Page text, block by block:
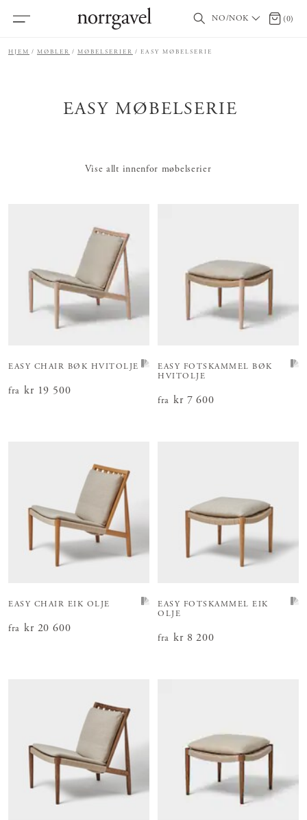
NO/NOK 0 (0)
HJEM MØBLER MØBELSERIER EASY MØBELSERIE
EASY MØBELSERIE
Vise allt innenfor møbelserier
EASY CHAIR BØK HVITOLJE
fra Pris: kr 19 500
kr 19 500
EASY FOTSKAMMEL BØK
HVITOLJE
fra Pris :kr 7 600
kr 7 600
EASY CHAIR EIK OLJE
fra Pris: kr 20 600
kr 20 600
EASY FOTSKAMMEL EIK
OLJE
fra Pris :kr 8 200
kr 8 200